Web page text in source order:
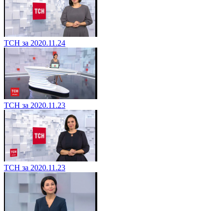
ТСН за 2020.11.24
ТСН за 2020.11.23
ТСН за 2020.11.23